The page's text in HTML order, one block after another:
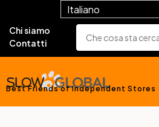
Italiano
Chi siamo
Contatti
Best Friends of Independent Stores